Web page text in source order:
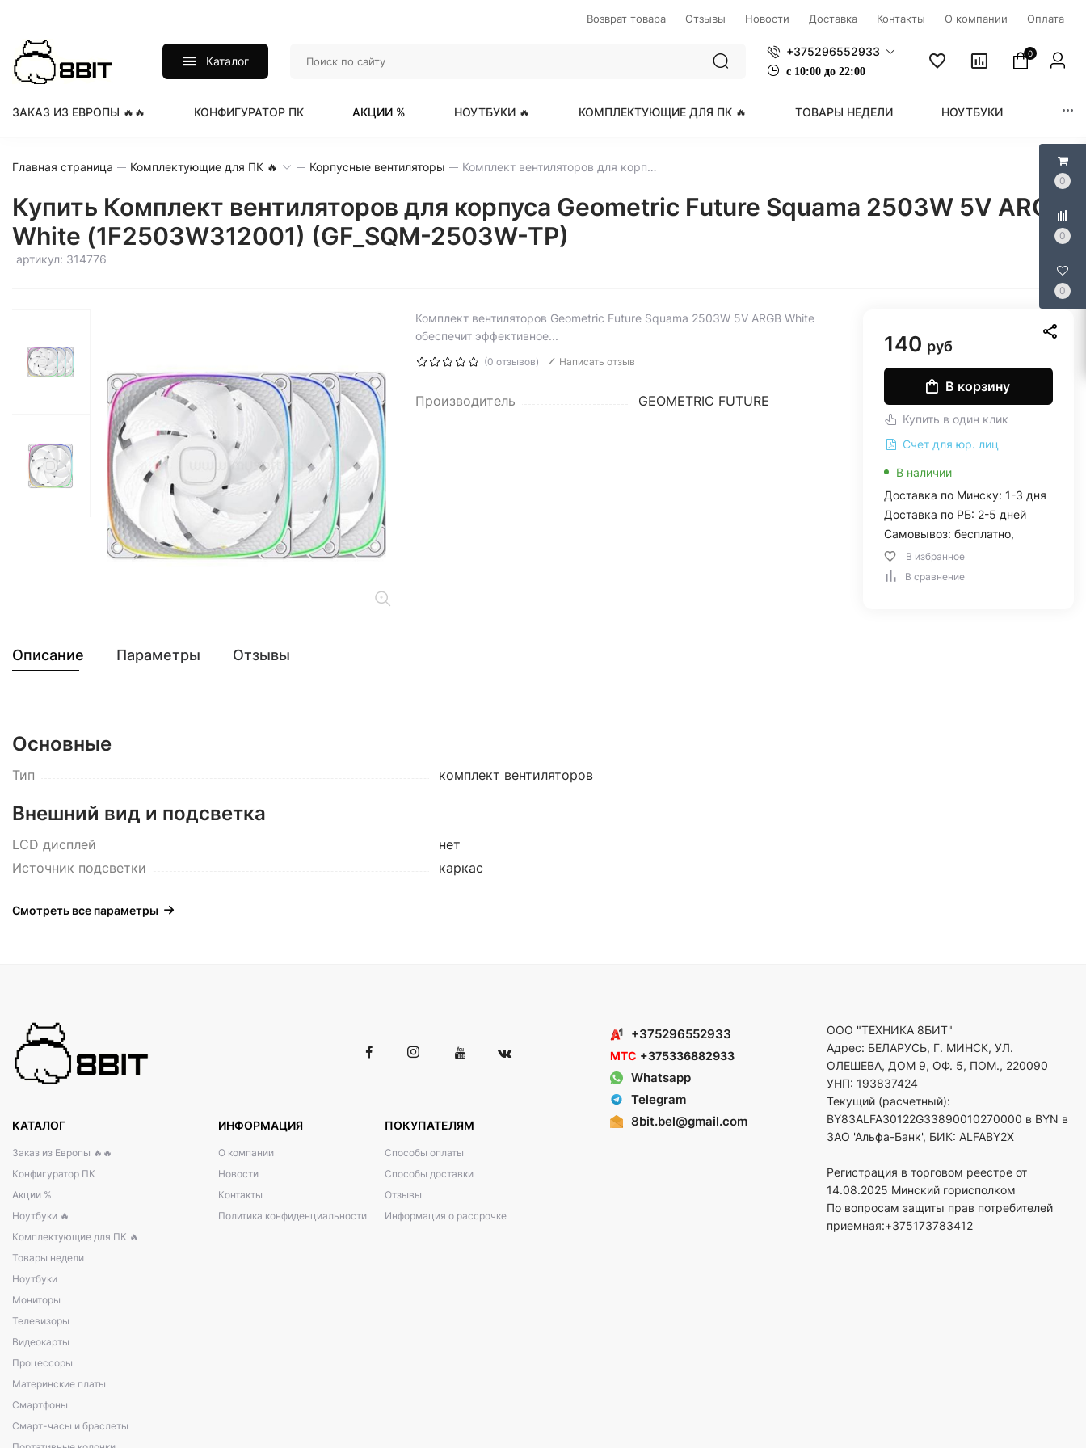
0
0
0
Возврат товара Отзывы Новости Доставка Контакты О компании Оплата
Каталог
+375296552933
с 1 0:00 до 22:00
0
ЗАКАЗ ИЗ ЕВРОПЫ 🔥🔥 КОНФИГУРАТОР ПК АКЦИИ % НОУТБУКИ 🔥 КОМПЛЕКТУЮЩИЕ ДЛЯ ПК 🔥 ТОВАРЫ НЕДЕЛИ НОУТБУКИ
Главная страница Комплектующие для ПК 🔥 Корпусные вентиляторы Комплект вентиляторов для корпуса Geometric Future Squama 2503W 5V ARGB White (1F2503W312001) (GF_SQM-2503W-TP)
Купить Комплект вентиляторов для корпуса Geometric Future Squama 2503W 5V ARGB
White (1F2503W312001) (GF_SQM-2503W-TP)
артикул: 314776
Комплект вентиляторов Geometric Future Squama 2503W 5V ARGB White
обеспечит эффективное...
(0 отзывов) Написать отзыв
Производитель GEOMETRIC FUTURE
140 руб
В корзину
Купить в один клик
Счет для юр. лиц
В наличии
Доставка по Минску: 1-3 дня
Доставка по РБ: 2-5 дней
Самовывоз: бесплатно,
В избранное
В сравнение
Описание Параметры Отзывы
Основные
Тип комплект вентиляторов
Внешний вид и подсветка
LCD дисплей
нет
Источник подсветки
каркас
Смотреть все параметры
КАТАЛОГ
Заказ из Европы 🔥🔥
Конфигуратор ПК
Акции %
Ноутбуки 🔥
Комплектующие для ПК 🔥
Товары недели
Ноутбуки
Мониторы
Телевизоры
Видеокарты
Процессоры
Материнские платы
Смартфоны
Смарт-часы и браслеты
ИНФОРМАЦИЯ
О компании
Новости
Контакты
Политика конфиденциальности
ПОКУПАТЕЛЯМ
Способы оплаты
Способы доставки
Отзывы
Информация о рассрочке
+375296552933
МТС +375336882933
Whatsapp
Telegram
8bit.bel@gmail.com
ООО "ТЕХНИКА 8БИТ"
Адрес: БЕЛАРУСЬ, Г. МИНСК, УЛ.
ОЛЕШЕВА, ДОМ 9, ОФ. 5, ПОМ., 220090
УНП: 193837424
Текущий (расчетный):
BY83ALFA30122G33890010270000 в BYN в
ЗАО 'Альфа-Банк', БИК: ALFABY2X
Регистрация в торговом реестре от
14.08.2025 Минский горисполком
По вопросам защиты прав потребителей
приемная:+375173783412